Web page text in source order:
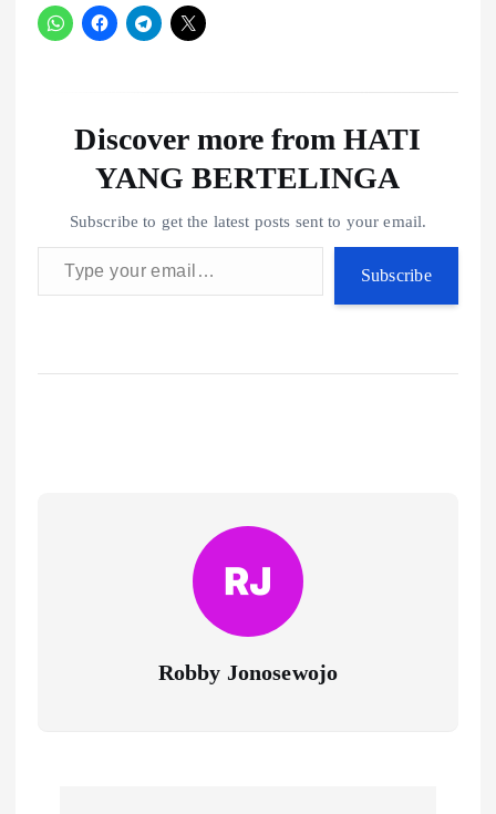
Discover more from HATI
YANG BERTELINGA
Subscribe to get the latest posts sent to your email.
Type your email…
Subscribe
Robby Jonosewojo